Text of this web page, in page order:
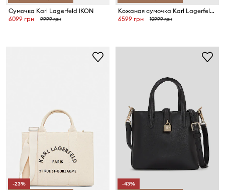
Сумочка Karl Lagerfeld IKON
6099 грн
9999 грн
Кожаная сумочка Karl Lagerfeld K/CIRCLE
6599 грн
10999 грн
-23%
-43%